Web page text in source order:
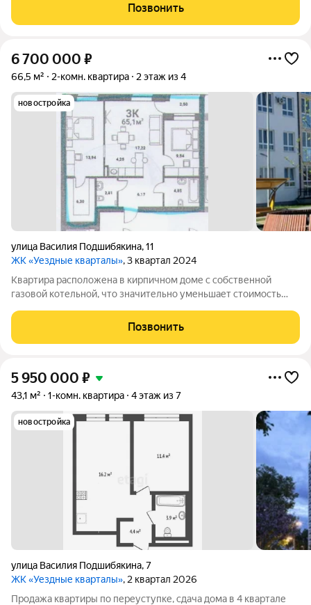
квартал 2026 года. Квартира без обременений. В доме
выполнен дизайнерский ремонт входной
Позвонить
6 700 000 ₽
66,5 м² 2-комн. квартира 2 этаж из 4
новостройка
улица Василия Подшибякина,11
ЖК «Уездные кварталы», 3 квартал 2024
Квартира расположена в кирпичном доме с собственной
газовой котельной, что значительно уменьшает стоимость
передача показаний ведется автоматически в УК. В доме
установлен грузо-пассажирский
Позвонить
5 950 000 ₽
43,1 м² 1-комн. квартира 4 этаж из 7
новостройка
улица Василия Подшибякина,7
ЖК «Уездные кварталы», 2 квартал 2026
Продажа квартиры по переуступке, сдача дома в 4 квартале